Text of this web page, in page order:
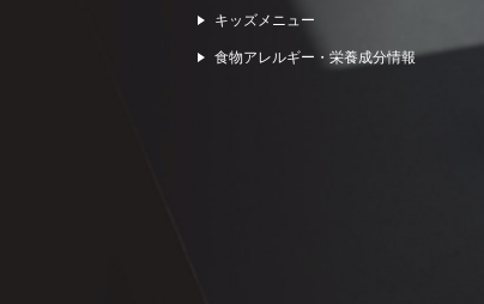
キッズメニュー
食物アレルギー・栄養成分情報